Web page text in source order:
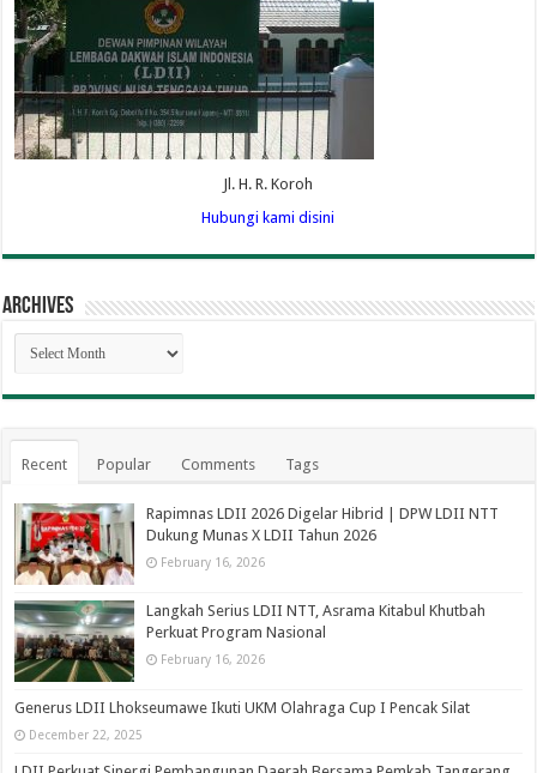
Jl. H. R. Koroh
Hubungi kami disini
Archives
Archives
Recent Popular Comments Tags
Rapimnas LDII 2026 Digelar Hibrid | DPW LDII NTT
Dukung Munas X LDII Tahun 2026
February 16, 2026
Langkah Serius LDII NTT, Asrama Kitabul Khutbah
Perkuat Program Nasional
February 16, 2026
Generus LDII Lhokseumawe Ikuti UKM Olahraga Cup I Pencak Silat
December 22, 2025